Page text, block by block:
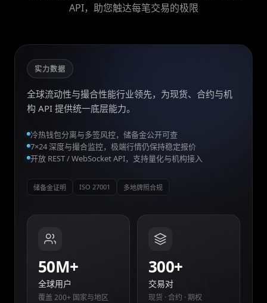
API，助您触达每笔交易的极限
实力数据
全球流动性与撮合性能行业领先，为现货、合约与机
构 API 提供统一底层能力。
冷热钱包分离与多签风控，储备金公开可查
7×24 深度与撮合监控，极端行情仍保持稳定报价
开放 REST / WebSocket API，支持量化与机构接入
储备金证明 ISO 27001 多地牌照合规
50M+
全球用户
覆盖 200+ 国家与地区
300+
交易对
现货 · 合约 · 期权